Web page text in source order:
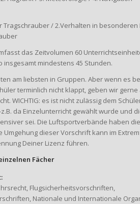
Tragschrauber / 2.Verhalten in besonderen
das Zeitvolumen 60
insgesamt mindestens 45 Stunden.
am liebsten in Gruppen. Aber wenn es
terminlich nicht klappt, geben wir gerne
WICHTIG: es ist nicht zulässig dem
da Einzelunterricht gewählt wurde und
sei. Die Luftsportverbände haben
Umgehung dieser Vorschrift kann im
Deiner Lizenz führen.
Fächer
Flugsicherheitsvorschriften,
Nationale und Internationale